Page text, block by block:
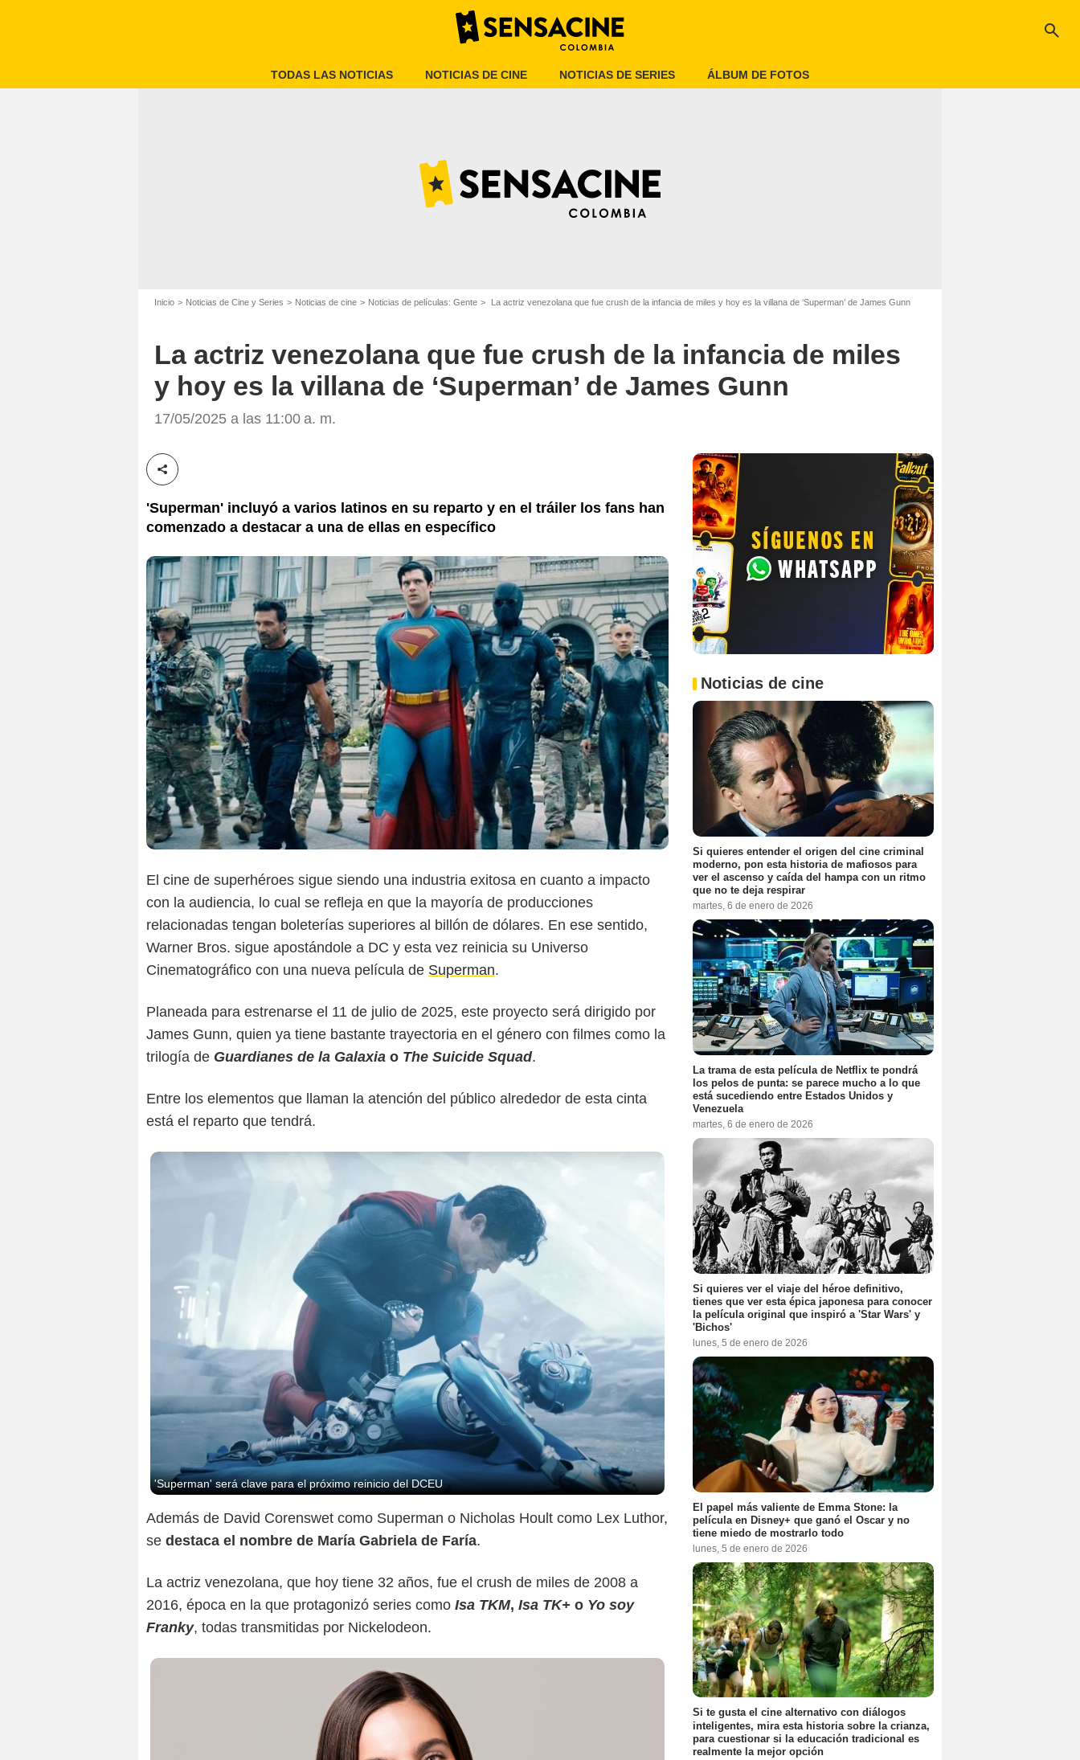
search
TODAS LAS NOTICIAS NOTICIAS DE CINE NOTICIAS DE SERIES ÁLBUM DE FOTOS
Inicio Noticias de Cine y Series Noticias de cine Noticias de películas: Gente La actriz venezolana que fue crush de la infancia de miles y hoy es la villana de ‘Superman’ de James Gunn
La actriz venezolana que fue crush de la infancia de miles
y hoy es la villana de ‘Superman’ de James Gunn
17/05/2025 a las 11:00 a. m.
Compartir esta noticia
'Superman' incluyó a varios latinos en su reparto y en el tráiler los fans han
comenzado a destacar a una de ellas en específico
El cine de superhéroes sigue siendo una industria exitosa en cuanto a impacto
con la audiencia, lo cual se refleja en que la mayoría de producciones
relacionadas tengan boleterías superiores al billón de dólares. En ese sentido,
Warner Bros. sigue apostándole a DC y esta vez reinicia su Universo
Cinematográfico con una nueva película de Superman.
Planeada para estrenarse el 11 de julio de 2025, este proyecto será dirigido por
James Gunn, quien ya tiene bastante trayectoria en el género con filmes como la
trilogía de Guardianes de la Galaxia o The Suicide Squad.
Entre los elementos que llaman la atención del público alrededor de esta cinta
está el reparto que tendrá.
Warner Bros. Pictures
'Superman' será clave para el próximo reinicio del DCEU
Además de David Corenswet como Superman o Nicholas Hoult como Lex Luthor,
se destaca el nombre de María Gabriela de Faría.
La actriz venezolana, que hoy tiene 32 años, fue el crush de miles de 2008 a
2016, época en la que protagonizó series como Isa TKM, Isa TK+ o Yo soy
Franky, todas transmitidas por Nickelodeon.
Nickelodeon
Noticias de cine
Si quieres entender el origen del cine criminal
moderno, pon esta historia de mafiosos para
ver el ascenso y caída del hampa con un ritmo
que no te deja respirar
martes, 6 de enero de 2026
La trama de esta película de Netflix te pondrá
los pelos de punta: se parece mucho a lo que
está sucediendo entre Estados Unidos y
Venezuela
martes, 6 de enero de 2026
Si quieres ver el viaje del héroe definitivo,
tienes que ver esta épica japonesa para conocer
la película original que inspiró a 'Star Wars' y
'Bichos'
lunes, 5 de enero de 2026
El papel más valiente de Emma Stone: la
película en Disney+ que ganó el Oscar y no
tiene miedo de mostrarlo todo
lunes, 5 de enero de 2026
Si te gusta el cine alternativo con diálogos
inteligentes, mira esta historia sobre la crianza,
para cuestionar si la educación tradicional es
realmente la mejor opción